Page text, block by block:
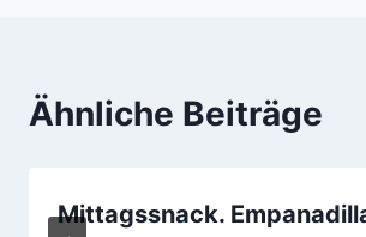
Ähnliche Beiträge
Mittagssnack.